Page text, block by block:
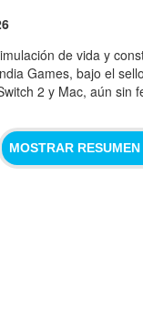
de vida y
Games, bajo el
2 y Mac, aún sin
MOSTRAR